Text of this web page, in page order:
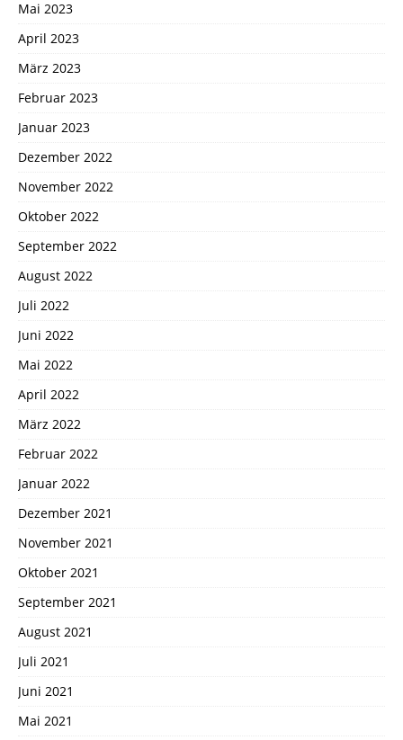
Mai 2023
April 2023
März 2023
Februar 2023
Januar 2023
Dezember 2022
November 2022
Oktober 2022
September 2022
August 2022
Juli 2022
Juni 2022
Mai 2022
April 2022
März 2022
Februar 2022
Januar 2022
Dezember 2021
November 2021
Oktober 2021
September 2021
August 2021
Juli 2021
Juni 2021
Mai 2021